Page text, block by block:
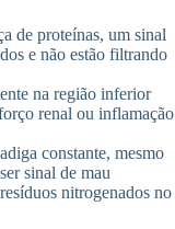
de proteínas, um sinal
e não estão filtrando
na região inferior
renal ou inflamação
constante, mesmo
sinal de mau
nitrogenados no